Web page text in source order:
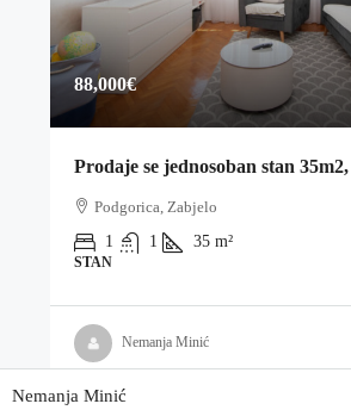
88,000€
Prodaje se jednosoban stan
Podgorica, Zabjelo
1
1 35 m²
STAN
Nemanja Minić
Nemanja Minić